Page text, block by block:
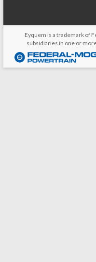
Eyquem is a trademark of
subsidiaries in one or